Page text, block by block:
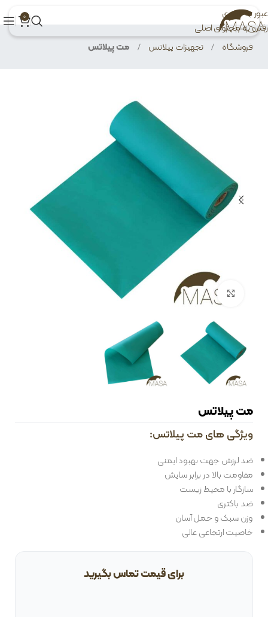
عبور به ناوبری
رفتن به محتوای اصلی
0
فروشگاه / تجهیزات پیلاتس / مت پیلاتس
بزرگنمایی تصویر
مت پیلاتس
ویژگی های مت پیلاتس:
ضد لرزش جهت بهبود ایمنی
مقاومت بالا در برابر سایش
سازگار با محیط زیست
ضد باکتری
وزن سبک و حمل آسان
خاصیت ارتجاعی عالی
برای قیمت تماس بگیرید